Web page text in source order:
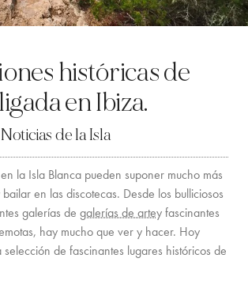
históricas de
en Ibiza.
Noticias de la Isla
la Isla Blanca pueden suponer mucho más
en las discotecas. Desde los bulliciosos
galerías de galerías de artey fascinantes
hay mucho que ver y hacer. Hoy
de fascinantes lugares históricos de